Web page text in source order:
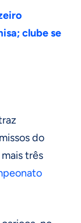
clube se
do
três